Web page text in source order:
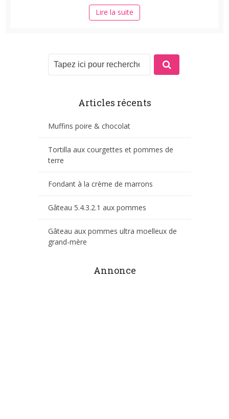
Lire la suite
Articles récents
Muffins poire & chocolat
Tortilla aux courgettes et pommes de
terre
Fondant à la crème de marrons
Gâteau 5.4.3.2.1 aux pommes
Gâteau aux pommes ultra moelleux de
grand-mère
Annonce